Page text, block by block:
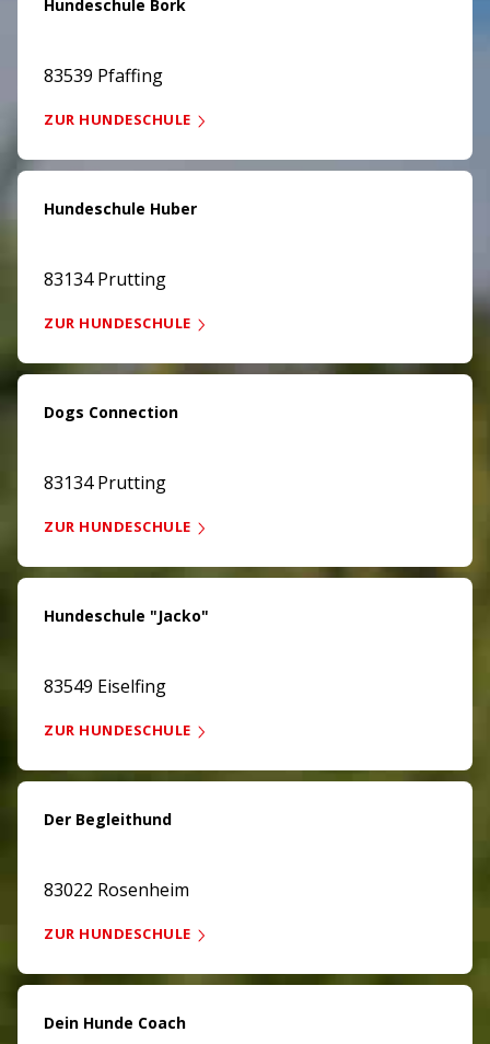
Hundeschule Bork
83539 Pfaffing
ZUR HUNDESCHULE
Hundeschule Huber
83134 Prutting
ZUR HUNDESCHULE
Dogs Connection
83134 Prutting
ZUR HUNDESCHULE
Hundeschule "Jacko"
83549 Eiselfing
ZUR HUNDESCHULE
Der Begleithund
83022 Rosenheim
ZUR HUNDESCHULE
Dein Hunde Coach